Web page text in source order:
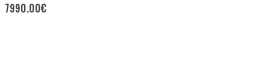
7990.00€